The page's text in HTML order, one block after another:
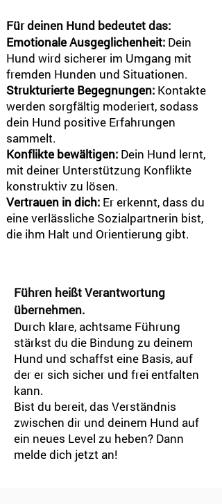
Für deinen Hund bedeutet das:
Emotionale Ausgeglichenheit: Dein
Hund wird sicherer im Umgang mit
fremden Hunden und Situationen.
Strukturierte Begegnungen: Kontakte
werden sorgfältig moderiert, sodass
dein Hund positive Erfahrungen
sammelt.
Konflikte bewältigen: Dein Hund lernt,
mit deiner Unterstützung Konflikte
konstruktiv zu lösen.
Vertrauen in dich: Er erkennt, dass du
eine verlässliche Sozialpartnerin bist,
die ihm Halt und Orientierung gibt.
Führen heißt Verantwortung
übernehmen.
Durch klare, achtsame Führung
stärkst du die Bindung zu deinem
Hund und schaffst eine Basis, auf
der er sich sicher und frei entfalten
kann.
Bist du bereit, das Verständnis
zwischen dir und deinem Hund auf
ein neues Level zu heben? Dann
melde dich jetzt an!